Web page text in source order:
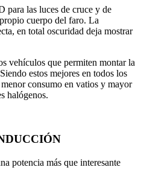
para las luces de cruce y de
cuerpo del faro. La
en total oscuridad deja mostrar
vehículos que permiten montar la
estos mejores en todos los
consumo en vatios y mayor
halógenos.
potencia más que interesante